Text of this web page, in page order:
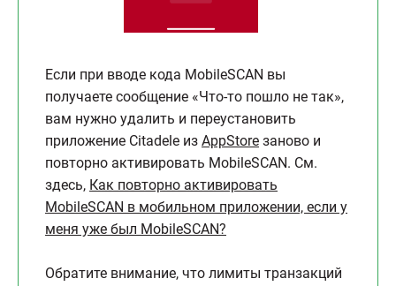
Если при вводе кода MobileSCAN вы
получаете сообщение «Что-то пошло не так»,
вам нужно удалить и переустановить
приложение Citadele из AppStore заново и
повторно активировать MobileSCAN. См.
здесь, Как повторно активировать
MobileSCAN в мобильном приложении, если у
меня уже был MobileSCAN?
Обратите внимание, что лимиты транзакций